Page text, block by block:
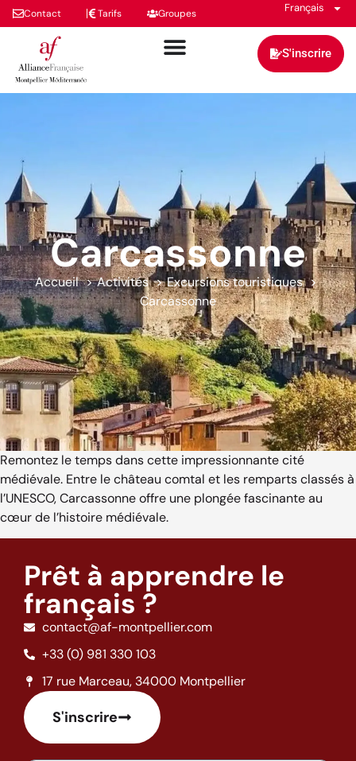
Contact Tarifs Groupes Français
S'inscrire
Carcassonne
Accueil Activités
Excursions touristiques
Carcassonne
Remontez le temps dans cette impressionnante cité
médiévale. Entre le château comtal et les remparts classés à
l’UNESCO, Carcassonne offre une plongée fascinante au
cœur de l’histoire médiévale.
Prêt à apprendre le
français ?
contact@af-montpellier.com
+33 (0) 981 330 103
17 rue Marceau, 34000 Montpellier
S'inscrire